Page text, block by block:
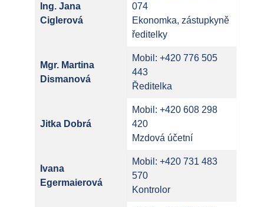
Ing. Jana
Ciglerová
074
Ekonomka, zástupkyně
ředitelky
Mgr. Martina
Dismanová
Mobil: +420 776 505
443
Ředitelka
Jitka Dobrá
Mobil: +420 608 298
420
Mzdová účetní
Ivana
Egermaierová
Mobil: +420 731 483
570
Kontrolor